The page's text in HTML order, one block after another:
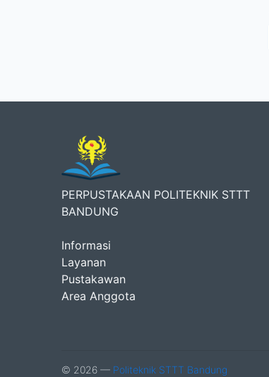
PERPUSTAKAAN POLITEKNIK STTT
BANDUNG
Informasi
Layanan
Pustakawan
Area Anggota
© 2026 — Politeknik STTT Bandung